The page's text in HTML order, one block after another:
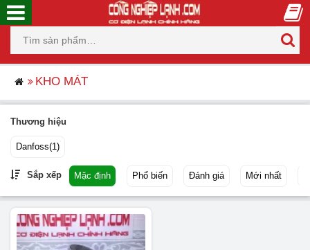
KHO MÁT
Thương hiệu
Danfoss(1)
Sắp xếp Mặc định Phổ biến Đánh giá Mới nhất